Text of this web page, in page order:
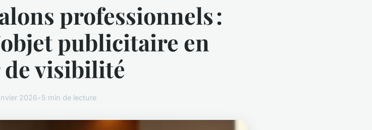
professionnels :
publicitaire en
visibilité
2026•5 min de lecture